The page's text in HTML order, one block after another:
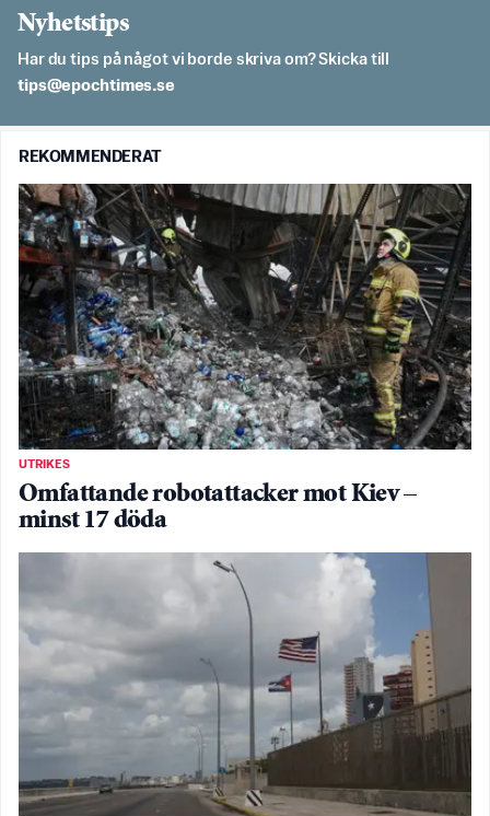
Nyhetstips
Har du tips på något vi borde skriva om? Skicka till
es.semithcope@spit
REKOMMENDERAT
UTRIKES
Omfattande robotattacker mot Kiev –
minst 17 döda